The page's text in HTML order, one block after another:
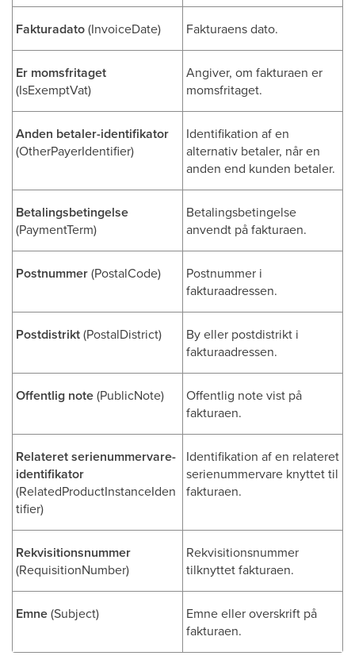
Fakturadato(InvoiceDate) Fakturaens dato.
Er momsfritaget
(IsExemptVat)
Angiver, om fakturaen er
momsfritaget.
Anden betaler-identifikator
(OtherPayerIdentifier)
Identifikation af en
alternativ betaler, når en
anden end kunden betaler.
Betalingsbetingelse
(PaymentTerm)
Betalingsbetingelse
anvendt på fakturaen.
Postnummer(PostalCode)
Postnummer i
fakturaadressen.
Postdistrikt(PostalDistrict)
By eller postdistrikt i
fakturaadressen.
Offentlig note(PublicNote)
Offentlig note vist på
fakturaen.
Relateret serienummervare-
identifikator
(RelatedProductInstanceIden
tifier)
Identifikation af en relateret
serienummervare knyttet til
fakturaen.
Rekvisitionsnummer
(RequisitionNumber)
Rekvisitionsnummer
tilknyttet fakturaen.
Emne(Subject)
Emne eller overskrift på
fakturaen.